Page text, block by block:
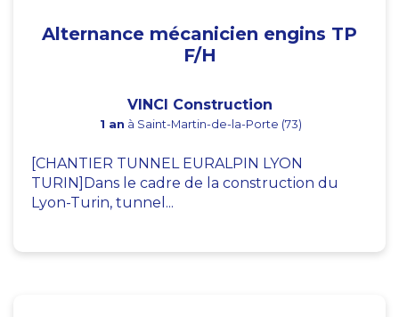
Alternance mécanicien engins TP
F/H
VINCI Construction
1 an à Saint-Martin-de-la-Porte (73)
[CHANTIER TUNNEL EURALPIN LYON
TURIN]Dans le cadre de la construction du
Lyon-Turin, tunnel...